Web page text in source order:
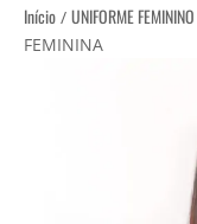
Início / UNIFORME FEMININO
FEMININA